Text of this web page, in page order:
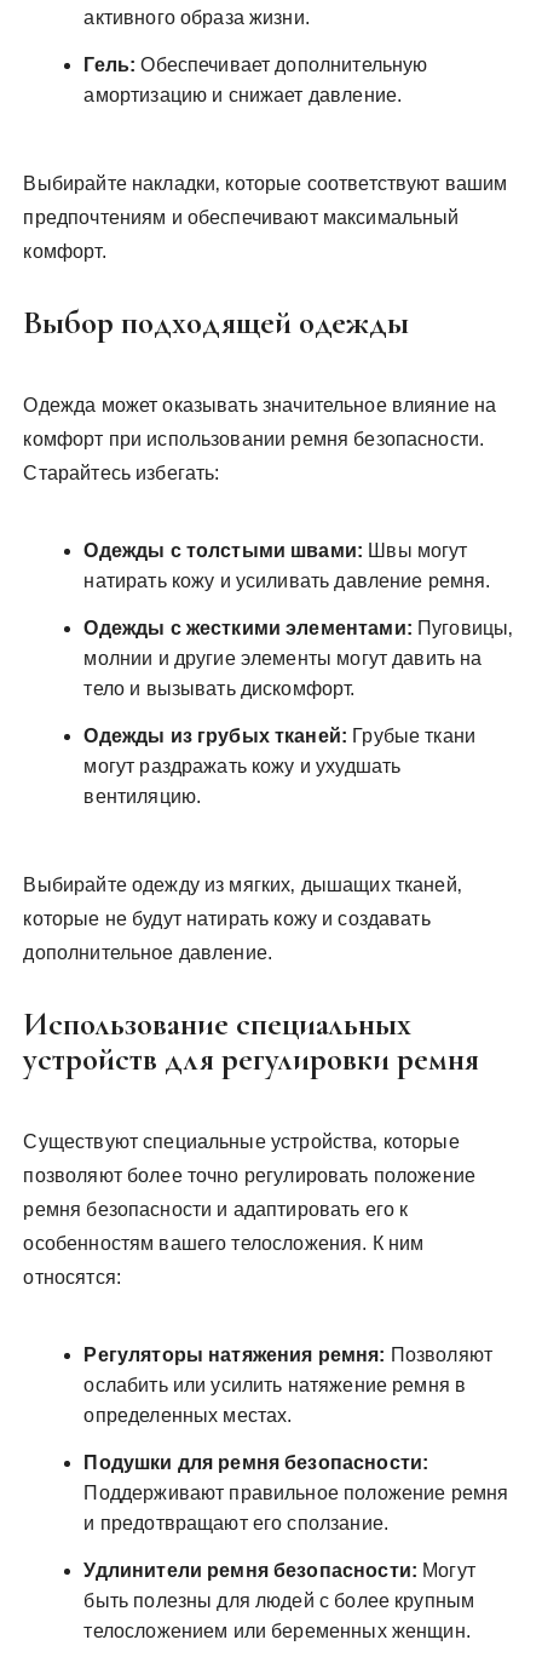
активного образа жизни.
Гель: Обеспечивает дополнительную
амортизацию и снижает давление.
Выбирайте накладки‚ которые соответствуют вашим
предпочтениям и обеспечивают максимальный
комфорт.
Выбор подходящей одежды
Одежда может оказывать значительное влияние на
комфорт при использовании ремня безопасности.
Старайтесь избегать:
Одежды с толстыми швами: Швы могут
натирать кожу и усиливать давление ремня.
Одежды с жесткими элементами: Пуговицы‚
молнии и другие элементы могут давить на
тело и вызывать дискомфорт.
Одежды из грубых тканей: Грубые ткани
могут раздражать кожу и ухудшать
вентиляцию.
Выбирайте одежду из мягких‚ дышащих тканей‚
которые не будут натирать кожу и создавать
дополнительное давление.
Использование специальных
устройств для регулировки ремня
Существуют специальные устройства‚ которые
позволяют более точно регулировать положение
ремня безопасности и адаптировать его к
особенностям вашего телосложения. К ним
относятся:
Регуляторы натяжения ремня: Позволяют
ослабить или усилить натяжение ремня в
определенных местах.
Подушки для ремня безопасности:
Поддерживают правильное положение ремня
и предотвращают его сползание.
Удлинители ремня безопасности: Могут
быть полезны для людей с более крупным
телосложением или беременных женщин.